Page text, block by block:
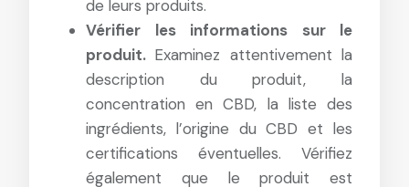
de leurs produits.
Vérifier les informations sur le
produit. Examinez attentivement la
description du produit, la
concentration en CBD, la liste des
ingrédients, l’origine du CBD et les
certifications éventuelles. Vérifiez
également que le produit est